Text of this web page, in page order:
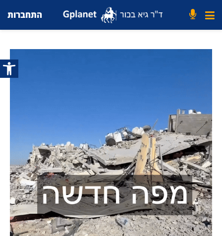
פתח
התחברות